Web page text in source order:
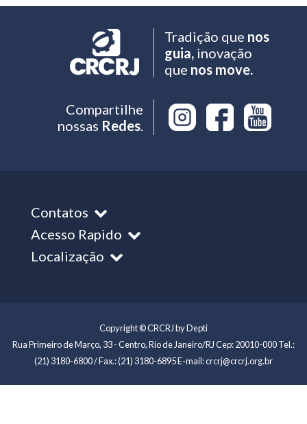
Tradição que nos
guia,inovação
que nos move.
Compartilhe
nossas Redes.
Contatos
Acesso Rapido
Localização
Copyright © CRCRJ by Depti
Rua Primeiro de Março, 33 - Centro, Rio de Janeiro/RJ Cep: 20010-000 Tel.:
(21) 3180-6800 / Fax.: (21) 3180-6895 E-mail: crcrj@crcrj.org.br